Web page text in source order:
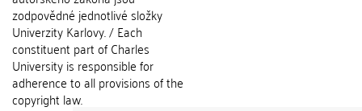
zodpovědné jednotlivé složky
Univerzity Karlovy. / Each
constituent part of Charles
University is responsible for
adherence to all provisions of the
copyright law.